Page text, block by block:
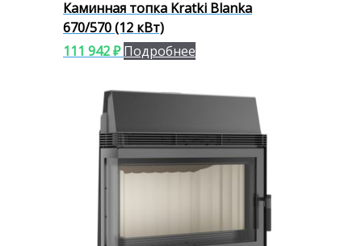
Каминная топка Kratki Blanka
670/570 (12 кВт)
111 942₽ Подробнее